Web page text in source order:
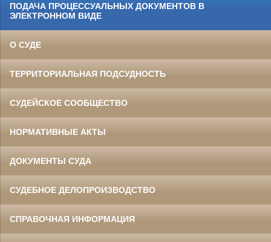
ПОДАЧА ПРОЦЕССУАЛЬНЫХ ДОКУМЕНТОВ В
ЭЛЕКТРОННОМ ВИДЕ
О СУДЕ
ТЕРРИТОРИАЛЬНАЯ ПОДСУДНОСТЬ
СУДЕЙСКОЕ СООБЩЕСТВО
НОРМАТИВНЫЕ АКТЫ
ДОКУМЕНТЫ СУДА
СУДЕБНОЕ ДЕЛОПРОИЗВОДСТВО
СПРАВОЧНАЯ ИНФОРМАЦИЯ